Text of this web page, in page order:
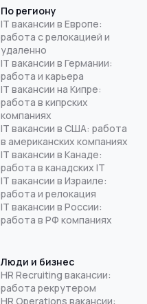
По региону
IT вакансии в Европе:
работа с релокацией и
удаленно
IT вакансии в Германии:
работа и карьера
IT вакансии на Кипре:
работа в кипрских
компаниях
IT вакансии в США: работа
в американских компаниях
IT вакансии в Канаде:
работа в канадских IT
IT вакансии в Израиле:
работа и релокация
IT вакансии в России:
работа в РФ компаниях
Люди и бизнес
HR Recruiting вакансии:
работа рекрутером
HR Operations вакансии: